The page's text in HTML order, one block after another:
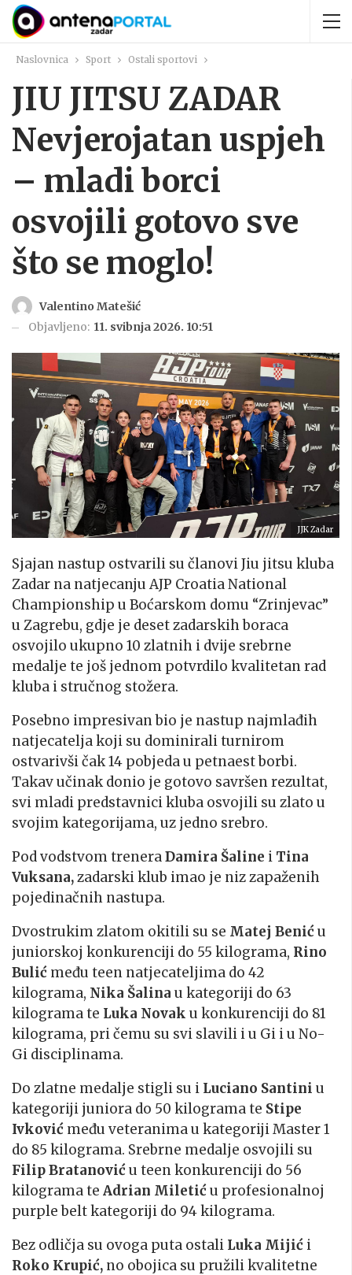
Naslovnica Sport Ostali sportovi
JIU JITSU ZADAR
Nevjerojatan uspjeh
– mladi borci
osvojili gotovo sve
što se moglo!
Valentino Matešić
Objavljeno: 11. svibnja 2026. 10:51
JJK Zadar
Sjajan nastup ostvarili su članovi Jiu jitsu kluba
Zadar na natjecanju AJP Croatia National
Championship u Boćarskom domu “Zrinjevac”
u Zagrebu, gdje je deset zadarskih boraca
osvojilo ukupno 10 zlatnih i dvije srebrne
medalje te još jednom potvrdilo kvalitetan rad
kluba i stručnog stožera.
Posebno impresivan bio je nastup najmlađih
natjecatelja koji su dominirali turnirom
ostvarivši čak 14 pobjeda u petnaest borbi.
Takav učinak donio je gotovo savršen rezultat,
svi mladi predstavnici kluba osvojili su zlato u
svojim kategorijama, uz jedno srebro.
Pod vodstvom treneraDamira Šaline i Tina
Vuksana,zadarski klub imao je niz zapaženih
pojedinačnih nastupa.
Dvostrukim zlatom okitili su se Matej Beniću
juniorskoj konkurenciji do 55 kilograma, Rino
Bulić među teen natjecateljima do 42
kilograma, Nika Šalina u kategoriji do 63
kilograma te Luka Novak u konkurenciji do 81
kilograma, pri čemu su svi slavili i u Gi i u No-
Gi disciplinama.
Do zlatne medalje stigli su i Luciano Santini u
kategoriji juniora do 50 kilograma te Stipe
Ivković među veteranima u kategoriji Master 1
do 85 kilograma. Srebrne medalje osvojili su
Filip Bratanoviću teen konkurenciji do 56
kilograma te Adrian Miletiću profesionalnoj
purple belt kategoriji do 94 kilograma.
Bez odličja su ovoga puta ostali Luka Mijić i
Roko Krupić, no obojica su pružili kvalitetne